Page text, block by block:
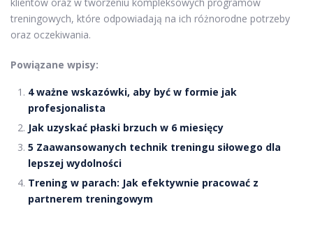
treningowych, które odpowiadają na ich różnorodne potrzeby
oraz oczekiwania.
Powiązane wpisy:
4 ważne wskazówki, aby być w formie jak
profesjonalista
Jak uzyskać płaski brzuch w 6 miesięcy
5 Zaawansowanych technik treningu siłowego dla
lepszej wydolności
Trening w parach: Jak efektywnie pracować z
partnerem treningowym